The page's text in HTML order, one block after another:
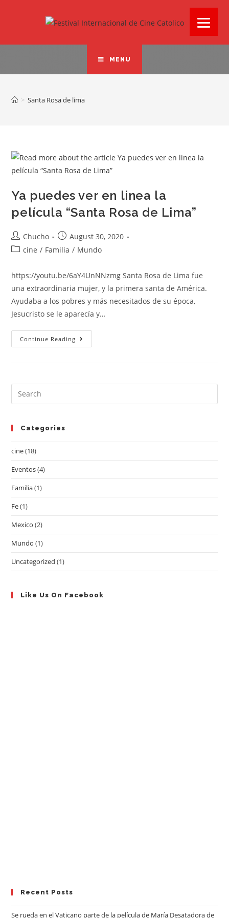
MENU
> Santa Rosa de lima
Ya puedes ver en linea la
película “Santa Rosa de Lima”
Chucho
August 30, 2020
cine / Familia / Mundo
https://youtu.be/6aY4UnNNzmg Santa Rosa de Lima fue
una extraordinaria mujer, y la primera santa de América.
Ayudaba a los pobres y más necesitados de su época,
Jesucristo se le aparecía y…
Continue Reading
Categories
cine(18)
Eventos(4)
Familia(1)
Fe(1)
Mexico (2)
Mundo (1)
Uncategorized (1)
Like Us On Facebook
Recent Posts
Se rueda en el Vaticano parte de la película de María Desatadora de